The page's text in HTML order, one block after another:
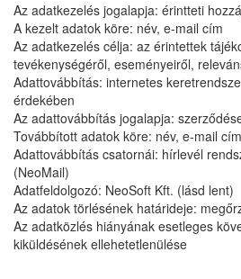
Az adatkezelés jogalapja: érintteti
A kezelt adatok köre: név, e-mail cím
Az adatkezelés célja: az érintettek
tevékenységéről, eseményeiről,
Adattovábbítás: internetes
érdekében
Az adattovábbítás jogalapja:
Továbbított adatok köre: név, e-mail cím
Adattovábbítás csatornái: hírlevél
(NeoMail)
Adatfeldolgozó: NeoSoft Kft. (lásd lent)
Az adatok törlésének határideje:
Az adatközlés hiányának esetleges
kiküldésének ellehetetlenülése